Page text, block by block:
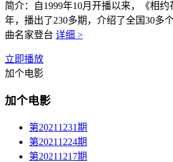
简介：
自1999年10月开播以来，《相
年，播出了230多期，介绍了全国30多
曲名家登台 详细 >
立即播放
加个电影
加个电影
第20211231期
第20211224期
第20211217期